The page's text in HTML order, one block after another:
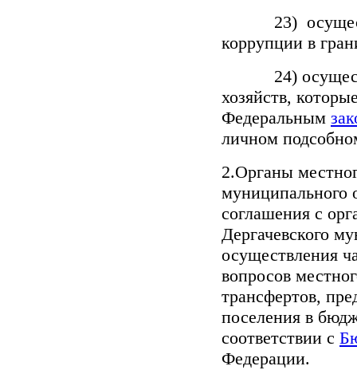
23)
коррупции в
24)
хозяйств,
Федеральным
личном
2.Органы
муниципального
соглашения с
Дергачевского
осуществления
вопросов
трансфертов,
поселения в
соответствии с
Федерации.